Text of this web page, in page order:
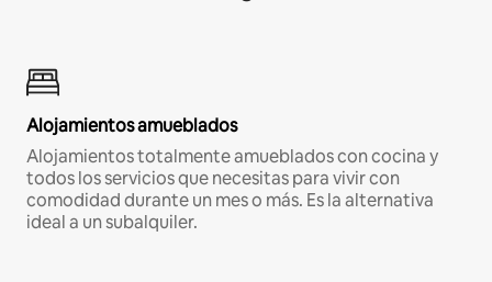
Alojamientos amueblados
Alojamientos totalmente amueblados con cocina y
todos los servicios que necesitas para vivir con
comodidad durante un mes o más. Es la alternativa
ideal a un subalquiler.